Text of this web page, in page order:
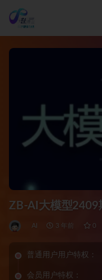
ZB-AI大模型2409
AI 3 年前 0
普通用户用户特权：
会员用户特权：